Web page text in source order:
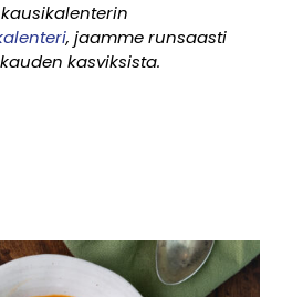
, jaamme runsaasti
kasviksista.